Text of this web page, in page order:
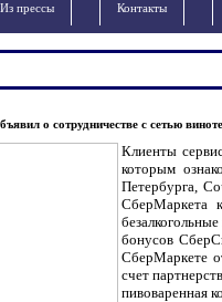
Из прессы Контакты
о сотрудничестве с сетью
Клиенты
которым
Петербурга,
СберМаркета
бонусов
СберМаркете
счет
пивоваренная